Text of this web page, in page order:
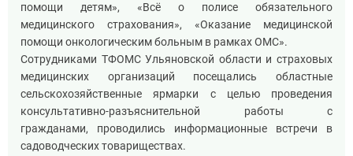
помощи детям», «Всё о полисе обязательного
медицинского страхования», «Оказание медицинской
помощи онкологическим больным в рамках ОМС».
Сотрудниками ТФОМС Ульяновской области и страховых
медицинских организаций посещались областные
сельскохозяйственные ярмарки с целью проведения
консультативно-разъяснительной работы с
гражданами, проводились информационные встречи в
садоводческих товариществах.